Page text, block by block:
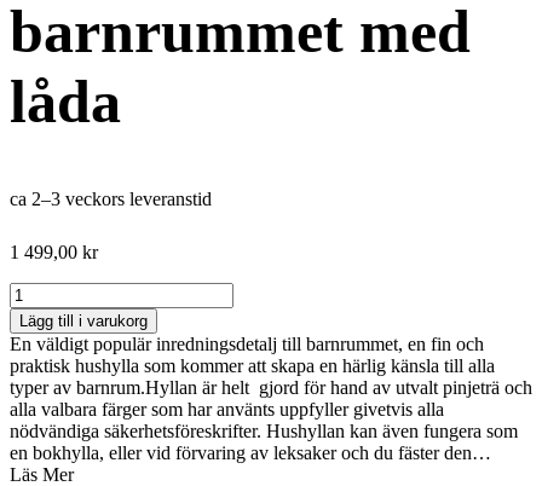
barnrummet med
låda
ca 2–3 veckors leveranstid
1 499,00 kr
Stor
vägghylla
till
barnrummet
med
låda
mängd
Lägg till i varukorg
En väldigt populär inredningsdetalj till barnrummet, en fin och
praktisk hushylla som kommer att skapa en härlig känsla till alla
typer av barnrum.Hyllan är helt gjord för hand av utvalt pinjeträ och
alla valbara färger som har använts uppfyller givetvis alla
nödvändiga säkerhetsföreskrifter. Hushyllan kan även fungera som
en bokhylla, eller vid förvaring av leksaker och du fäster den…
Läs Mer